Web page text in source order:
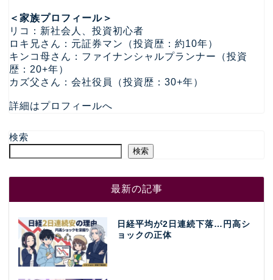
＜家族プロフィール＞
リコ：新社会人、投資初心者
ロキ兄さん：元証券マン（投資歴：約10年）
キンコ母さん：ファイナンシャルプランナー（投資
歴：20+年）
カズ父さん：会社役員（投資歴：30+年）
詳細はプロフィールへ
検索
検索
最新の記事
日経平均が2日連続下落…円高シ
ョックの正体